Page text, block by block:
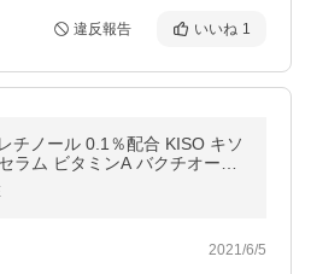
違反報告 いいね 1
チノール 0.1％配合 KISO キソ
ラム ビタミンA バクチオール
ミド CICA エイジングケア 弾
ギフト No.035
2021/6/5